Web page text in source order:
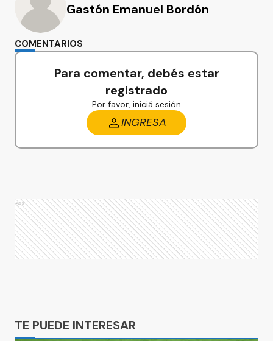
Gastón Emanuel Bordón
COMENTARIOS
Para comentar, debés estar
registrado
Por favor, iniciá sesión
INGRESA
Ads
TE PUEDE INTERESAR